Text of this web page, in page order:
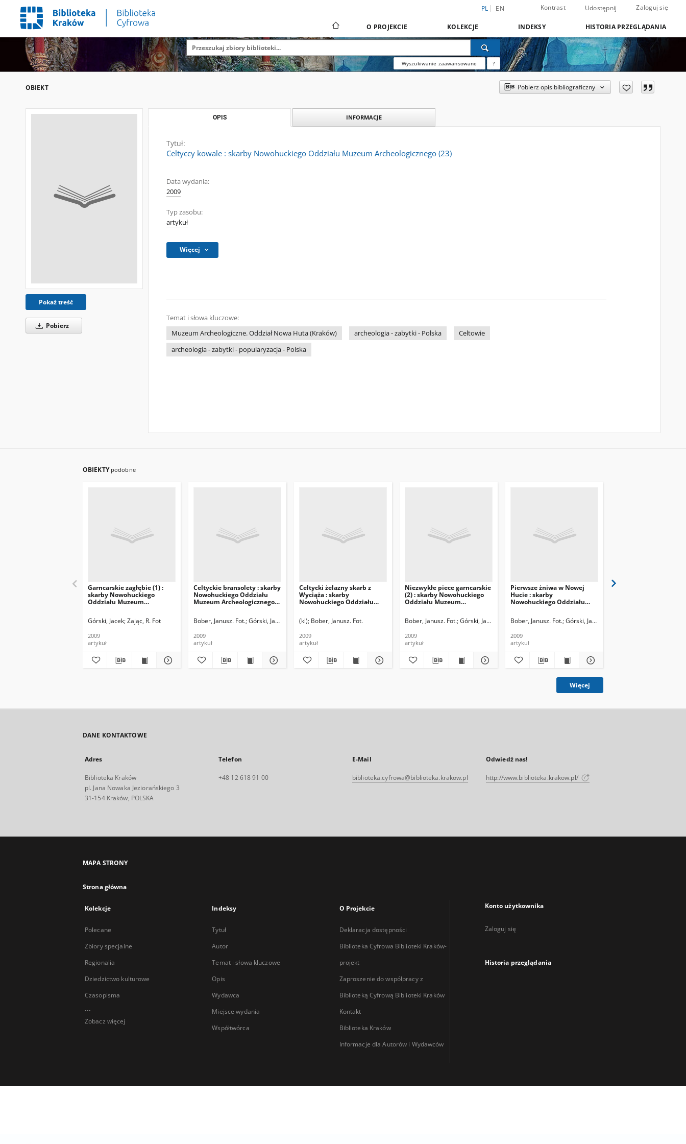
PL EN Kontrast Udostępnij Zaloguj się
O PROJEKCIE KOLEKCJE INDEKSY HISTORIA PRZEGLĄDANIA
Wyszukiwanie zaawansowane ?
OBIEKT Pobierz opis bibliograficzny
Pokaż treść
Pobierz
OPIS INFORMACJE
Tytuł:
Celtyccy kowale : skarby Nowohuckiego Oddziału Muzeum Archeologicznego (23)
Data wydania:
2009
Typ zasobu:
artykuł
Więcej
Temat i słowa kluczowe:
Muzeum Archeologiczne. Oddział Nowa Huta (Kraków)
archeologia - zabytki - Polska
Celtowie
archeologia - zabytki - popularyzacja - Polska
OBIEKTY podobne
Garncarskie zagłębie (1) :
skarby Nowohuckiego
Oddziału Muzeum
Górski, Jacek Zając, R. Fot
2009
artykuł
Celtyckie bransolety : skarby
Nowohuckiego Oddziału
Muzeum Archeologicznego
Bober, Janusz. Fot. Górski, Jacek
2009
artykuł
Celtycki żelazny skarb z
Wyciąża : skarby
Nowohuckiego Oddziału
(kl) Bober, Janusz. Fot.
2009
artykuł
Niezwykłe piece garncarskie
(2) : skarby Nowohuckiego
Oddziału Muzeum
Bober, Janusz. Fot. Górski, Jacek
2009
artykuł
Pierwsze żniwa w Nowej
Hucie : skarby
Nowohuckiego Oddziału
Bober, Janusz. Fot. Górski, Jacek
2009
artykuł
Więcej
DANE KONTAKTOWE
Adres
Biblioteka Kraków
pl. Jana Nowaka Jeziorańskiego 3
31-154 Kraków, POLSKA
Telefon
+48 12 618 91 00
E-Mail
biblioteka.cyfrowa@biblioteka.krakow.pl
Odwiedź nas!
http://www.biblioteka.krakow.pl/
MAPA STRONY
Strona główna
Kolekcje
Polecane
Zbiory specjalne
Regionalia
Dziedzictwo kulturowe
Czasopisma
...
Zobacz więcej
Indeksy
Tytuł
Autor
Temat i słowa kluczowe
Opis
Wydawca
Miejsce wydania
Współtwórca
O Projekcie
Deklaracja dostępności
Biblioteka Cyfrowa Biblioteki Kraków-
projekt
Zaproszenie do współpracy z
Biblioteką Cyfrową Biblioteki Kraków
Kontakt
Biblioteka Kraków
Informacje dla Autorów i Wydawców
Konto użytkownika
Zaloguj się
Historia przeglądania